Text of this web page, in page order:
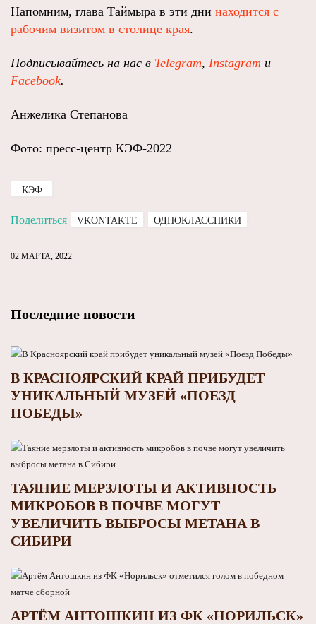
Напомним, глава Таймыра в эти дни находится с
рабочим визитом в столице края.
Подписывайтесь на нас в Telegram, Instagram и
Facebook.
Анжелика Степанова
Фото: пресс-центр КЭФ-2022
КЭФ
Поделиться VKONTAKTE ОДНОКЛАССНИКИ
02 МАРТА, 2022
Последние новости
В КРАСНОЯРСКИЙ КРАЙ ПРИБУДЕТ
УНИКАЛЬНЫЙ МУЗЕЙ «ПОЕЗД
ПОБЕДЫ»
ТАЯНИЕ МЕРЗЛОТЫ И АКТИВНОСТЬ
МИКРОБОВ В ПОЧВЕ МОГУТ
УВЕЛИЧИТЬ ВЫБРОСЫ МЕТАНА В
СИБИРИ
АРТЁМ АНТОШКИН ИЗ ФК «НОРИЛЬСК»